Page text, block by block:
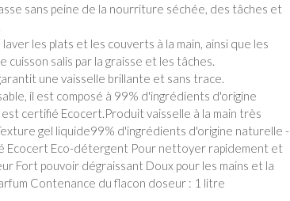
sans peine de la nourriture séchée, des tâches et
les plats et les couverts à la main, ainsi que les
cuisson salis par la graisse et les tâches.
une vaisselle brillante et sans trace.
il est composé à 99% d'ingrédients d'origine
certifié Ecocert.Produit vaisselle à la main très
gel liquide99% d'ingrédients d'origine naturelle -
Ecocert Eco-détergent Pour nettoyer rapidement et
Fort pouvoir dégraissant Doux pour les mains et la
Contenance du flacon doseur : 1 litre